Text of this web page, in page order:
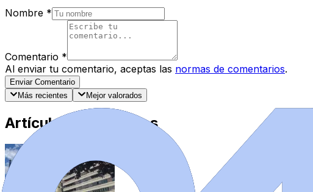
Nombre *
Comentario *
Al enviar tu comentario, aceptas las normas de comentarios.
Enviar Comentario
Más recientes
Mejor valorados
Artículos Destacados